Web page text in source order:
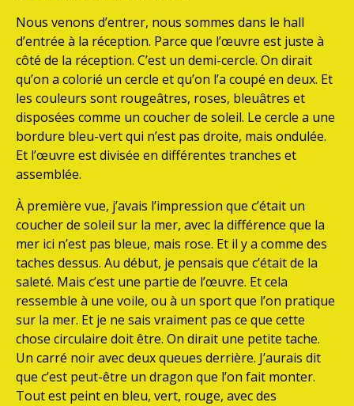
Nous venons d’entrer, nous sommes dans le hall
d’entrée à la réception. Parce que l’œuvre est juste à
côté de la réception. C’est un demi-cercle. On dirait
qu’on a colorié un cercle et qu’on l’a coupé en deux. Et
les couleurs sont rougeâtres, roses, bleuâtres et
disposées comme un coucher de soleil. Le cercle a une
bordure bleu-vert qui n’est pas droite, mais ondulée.
Et l’œuvre est divisée en différentes tranches et
assemblée.
À première vue, j’avais l’impression que c’était un
coucher de soleil sur la mer, avec la différence que la
mer ici n’est pas bleue, mais rose. Et il y a comme des
taches dessus. Au début, je pensais que c’était de la
saleté. Mais c’est une partie de l’œuvre. Et cela
ressemble à une voile, ou à un sport que l’on pratique
sur la mer. Et je ne sais vraiment pas ce que cette
chose circulaire doit être. On dirait une petite tache.
Un carré noir avec deux queues derrière. J’aurais dit
que c’est peut-être un dragon que l’on fait monter.
Tout est peint en bleu, vert, rouge, avec des